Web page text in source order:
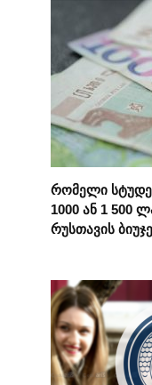
რომელი
1000 ან 1 500
რუსთავის